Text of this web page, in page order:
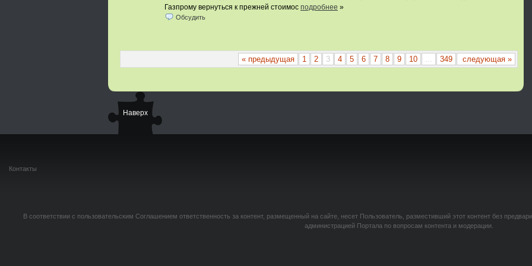
Газпрому вернуться к прежней стоимос подробнее »
Обсудить
« предыдущая 1 2 3 4 5 6 7 8 9 10 ... 349 следующая »
Наверх
Контакты
В соответствии с пользовательским Соглашением ответственность за контент, размещенный на сайте, несет Пользователь, разместивший этот контент без
администрацией Портала по вопросам контента и модерации.